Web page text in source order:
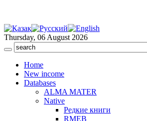
Thursday, 06 August 2026
Home
New income
Databases
ALMA MATER
Native
Редкие книги
RMEB